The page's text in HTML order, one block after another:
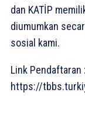
dan KATİP
diumumkan
sosial kami.
Link Pendaftaran :
https://